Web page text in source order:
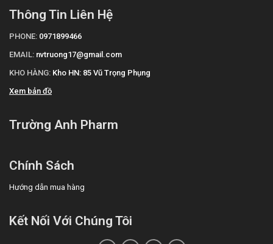
Thông Tin Liên Hệ
PHONE: 0971899466
EMAIL: nvtruong17@gmail.com
KHO HÀNG: Kho HN: 85 Vũ Trọng Phụng
Xem bản đồ
Trường Anh Pharm
Chính Sách
Hướng dẫn mua hàng
Kết Nối Với Chúng Tôi